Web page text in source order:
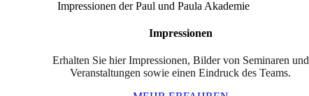
Impressionen
Erhalten Sie hier Impressionen, Bilder von Seminaren und
Veranstaltungen sowie einen Eindruck des Teams.